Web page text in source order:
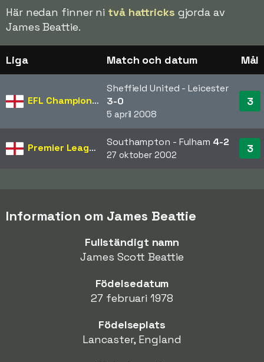
Här nedan finner ni två hattricks gjorda av
James Beattie.
Liga Match och datum Mål
EFL Championship
Sheffield United - Leicester
3-0
5 april 2008
3
Premier League Southampton - Fulham 4-2
27 oktober 2002 3
Information om James Beattie
Fullständigt namn
James Scott Beattie
Födelsedatum
27 februari 1978
Födelseplats
Lancaster, England